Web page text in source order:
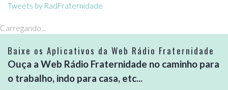
Tweets by RadFraternidade
Carregando...
Baixe os Aplicativos da Web Rádio Fraternidade
Ouça a Web Rádio Fraternidade no caminho para
o trabalho, indo para casa, etc...